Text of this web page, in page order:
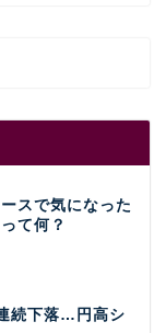
スで気になった
て何？
続下落…円高シ